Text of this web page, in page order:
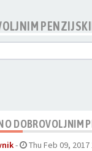
O DOBROVOLJNIM
- Thu Feb 09, 2017